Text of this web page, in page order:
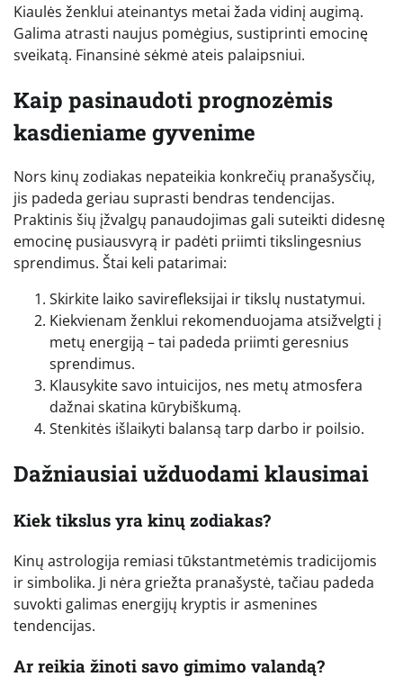
Kiaulės ženklui ateinantys metai žada vidinį augimą.
Galima atrasti naujus pomėgius, sustiprinti emocinę
sveikatą. Finansinė sėkmė ateis palaipsniui.
Kaip pasinaudoti prognozėmis
kasdieniame gyvenime
Nors kinų zodiakas nepateikia konkrečių pranašysčių,
jis padeda geriau suprasti bendras tendencijas.
Praktinis šių įžvalgų panaudojimas gali suteikti didesnę
emocinę pusiausvyrą ir padėti priimti tikslingesnius
sprendimus. Štai keli patarimai:
Skirkite laiko savirefleksijai ir tikslų nustatymui.
Kiekvienam ženklui rekomenduojama atsižvelgti į
metų energiją – tai padeda priimti geresnius
sprendimus.
Klausykite savo intuicijos, nes metų atmosfera
dažnai skatina kūrybiškumą.
Stenkitės išlaikyti balansą tarp darbo ir poilsio.
Dažniausiai užduodami klausimai
Kiek tikslus yra kinų zodiakas?
Kinų astrologija remiasi tūkstantmetėmis tradicijomis
ir simbolika. Ji nėra griežta pranašystė, tačiau padeda
suvokti galimas energijų kryptis ir asmenines
tendencijas.
Ar reikia žinoti savo gimimo valandą?